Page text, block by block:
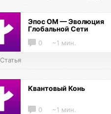
Эпос ОМ — Эволюция
Глобальной Сети
0 ~1 мин.
Статья
Квантовый Конь
0 ~1 мин.